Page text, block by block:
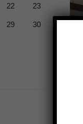
22 23
29 30